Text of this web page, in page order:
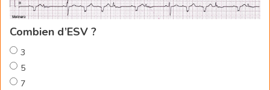
Combien d’ESV ?
3
5
7